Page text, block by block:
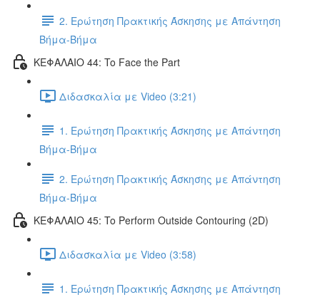
2. Ερώτηση Πρακτικής Άσκησης με Απάντηση
Βήμα-Βήμα
ΚΕΦΑΛΑΙΟ 44: To Face the Part
Διδασκαλία με Video (3:21)
1. Ερώτηση Πρακτικής Άσκησης με Απάντηση
Βήμα-Βήμα
2. Ερώτηση Πρακτικής Άσκησης με Απάντηση
Βήμα-Βήμα
ΚΕΦΑΛΑΙΟ 45: To Perform Outside Contouring (2D)
Διδασκαλία με Video (3:58)
1. Ερώτηση Πρακτικής Άσκησης με Απάντηση